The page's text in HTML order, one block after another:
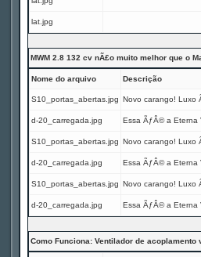
lat.jpg
MWM 2.8 132 cv nÃ£o muito melhor que o
Nome do arquivo Descrição
S10_portas_abertas.jpg Novo carango! Luxo
d-20_carregada.jpg Essa ÃƒÂ© a Eterna
S10_portas_abertas.jpg Novo carango! Luxo
d-20_carregada.jpg Essa ÃƒÂ© a Eterna
S10_portas_abertas.jpg Novo carango! Luxo
d-20_carregada.jpg Essa ÃƒÂ© a Eterna
Como Funciona: Ventilador de acoplamento